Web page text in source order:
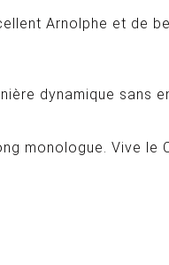
Arnolphe et de
dynamique sans
monologue. Vive le